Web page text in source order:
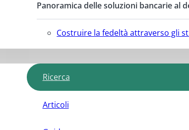
Panoramica delle soluzioni bancarie al
Costruire la fedeltà attraverso gli
Ricerca
Articoli